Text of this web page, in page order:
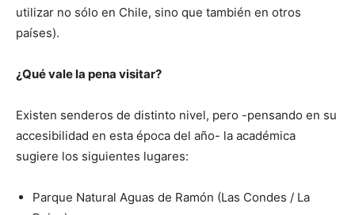
utilizar no sólo en Chile, sino que también en otros
países).
¿Qué vale la pena visitar?
Existen senderos de distinto nivel, pero -pensando en su
accesibilidad en esta época del año- la académica
sugiere los siguientes lugares:
Parque Natural Aguas de Ramón (Las Condes / La